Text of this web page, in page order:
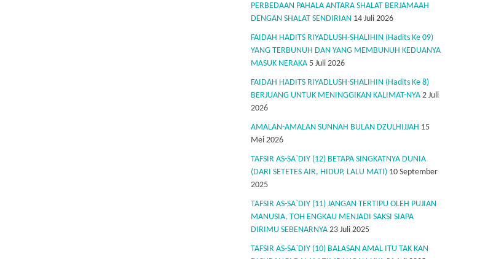
PERBEDAAN PAHALA ANTARA SHALAT BERJAMAAH
DENGAN SHALAT SENDIRIAN 14 Juli 2026
FAIDAH HADITS RIYADLUSH-SHALIHIN (Hadits Ke 09)
YANG TERBUNUH DAN YANG MEMBUNUH KEDUANYA
MASUK NERAKA 5 Juli 2026
FAIDAH HADITS RIYADLUSH-SHALIHIN (Hadits Ke 8)
BERJUANG UNTUK MENINGGIKAN KALIMAT-NYA 2 Juli
2026
AMALAN-AMALAN SUNNAH BULAN DZULHIJJAH 15
Mei 2026
TAFSIR AS-SA`DIY (12) BETAPA SINGKATNYA DUNIA
(DARI SETETES AIR, HIDUP, LALU MATI) 10 September
2025
TAFSIR AS-SA`DIY (11) JANGAN TERTIPU OLEH PUJIAN
MANUSIA, TOH ENGKAU MENJADI SAKSI SIAPA
DIRIMU SEBENARNYA 23 Juli 2025
TAFSIR AS-SA`DIY (10) BALASAN AMAL ITU TAK KAN